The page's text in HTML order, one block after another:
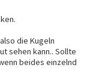
die Kugeln
sehen kann.. Sollte
beides einzelnd